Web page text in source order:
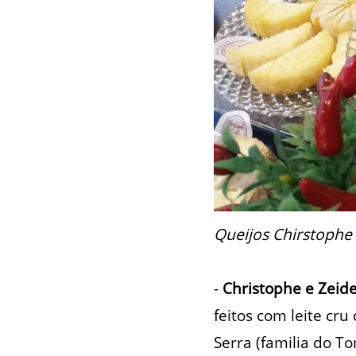
Queijos
- Christophe e
feitos com leite cru
Serra (familia do